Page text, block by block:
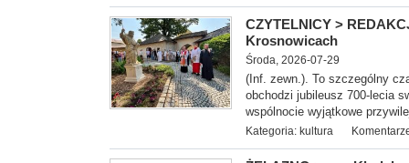
CZYTELNICY >
Krosnowicach
Środa, 2026-07-29
(Inf. zewn.). To szczególny
obchodzi jubileusz 700-lecia
wspólnocie wyjątkowe
Kategoria: kultura